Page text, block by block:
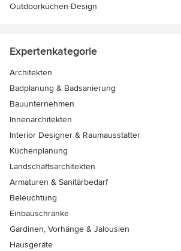
Outdoorküchen-Design
Expertenkategorie
Architekten
Badplanung & Badsanierung
Bauunternehmen
Innenarchitekten
Interior Designer & Raumausstatter
Küchenplanung
Landschaftsarchitekten
Armaturen & Sanitärbedarf
Beleuchtung
Einbauschränke
Gardinen, Vorhänge & Jalousien
Hausgeräte